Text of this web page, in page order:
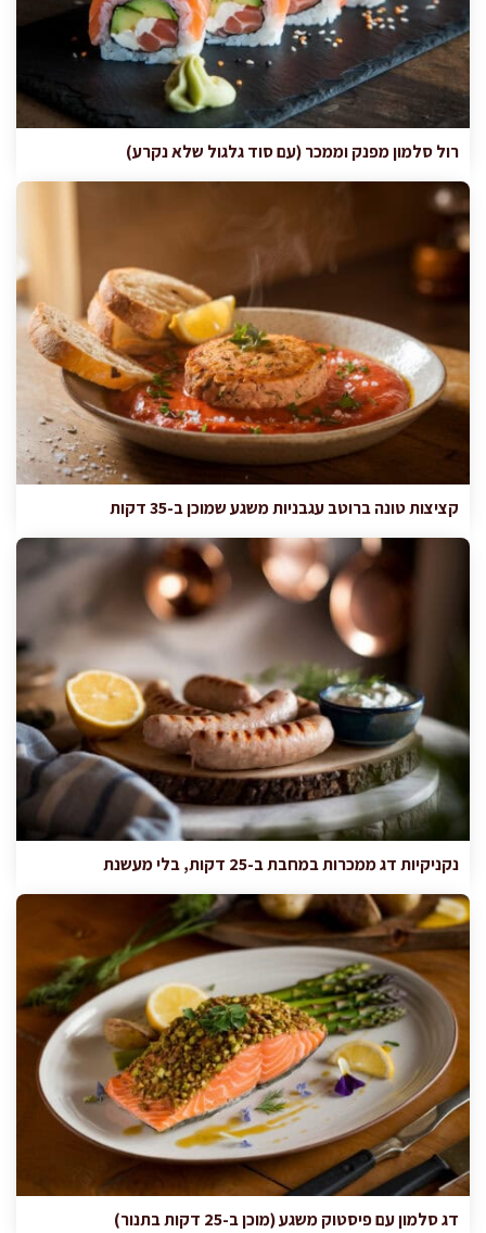
רול סלמון מפנק וממכר (עם סוד גלגול שלא נקרע)
קציצות טונה ברוטב עגבניות משגע שמוכן ב-35 דקות
נקניקיות דג ממכרות במחבת ב-25 דקות, בלי מעשנת
דג סלמון עם פיסטוק משגע (מוכן ב-25 דקות בתנור)